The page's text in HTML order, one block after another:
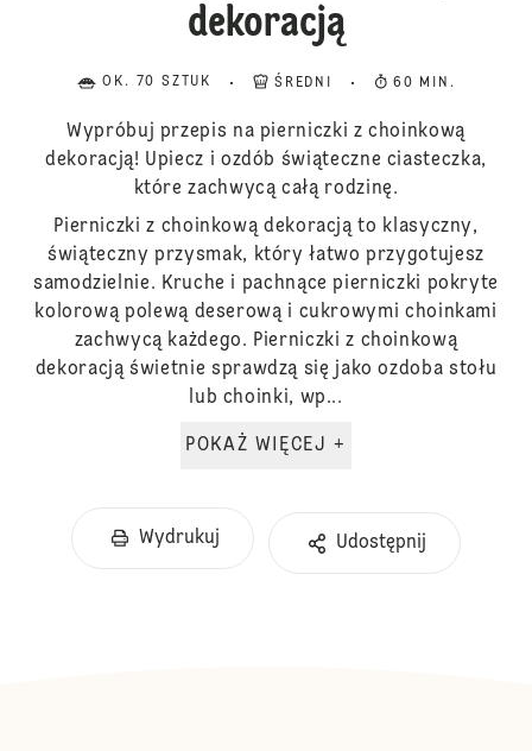
dekoracją
OK. 70 SZTUK ŚREDNI 60 MIN.
Wypróbuj przepis na pierniczki z choinkową
dekoracją! Upiecz i ozdób świąteczne ciasteczka,
które zachwycą całą rodzinę.
Pierniczki z choinkową dekoracją to klasyczny,
świąteczny przysmak, który łatwo przygotujesz
samodzielnie. Kruche i pachnące pierniczki pokryte
kolorową polewą deserową i cukrowymi choinkami
zachwycą każdego. Pierniczki z choinkową
dekoracją świetnie sprawdzą się jako ozdoba stołu
lub choinki, wp...
POKAŻ WIĘCEJ +
Wydrukuj Udostępnij